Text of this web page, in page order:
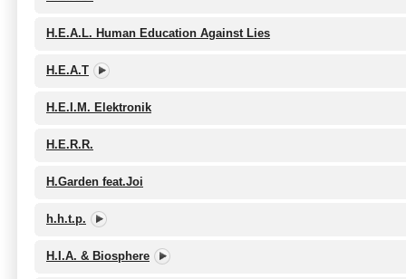
H.E.A.L. Human Education Against Lies
H.E.A.T
H.E.I.M. Elektronik
H.E.R.R.
H.Garden feat.Joi
h.h.t.p.
H.I.A. & Biosphere